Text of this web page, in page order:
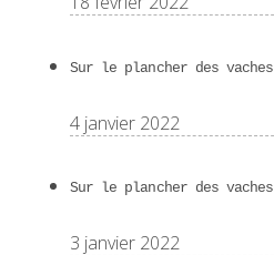
Sur le plancher des vaches
4 janvier 2022
Sur le plancher des vaches
3 janvier 2022